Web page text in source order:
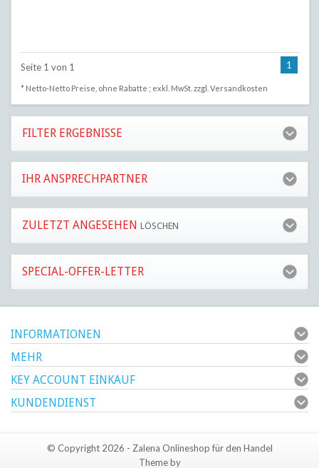
Seite 1 von 1 1
* Netto-Netto Preise, ohne Rabatte ; exkl. MwSt. zzgl. Versandkosten
FILTER ERGEBNISSE
IHR ANSPRECHPARTNER
ZULETZT ANGESEHEN LÖSCHEN
SPECIAL-OFFER-LETTER
INFORMATIONEN
MEHR
KEY ACCOUNT EINKAUF
KUNDENDIENST
© Copyright 2026 - Zalena Onlineshop für den Handel
Theme by